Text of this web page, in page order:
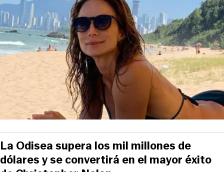
La Odisea supera los mil millones de
dólares y se convertirá en el mayor éxito